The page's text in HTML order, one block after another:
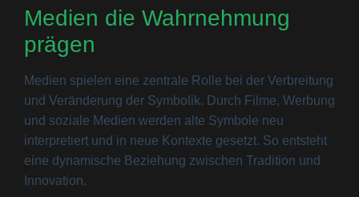
Medien die Wahrnehmung
prägen
Medien spielen eine zentrale Rolle bei der Verbreitung
und Veränderung der Symbolik. Durch Filme, Werbung
und soziale Medien werden alte Symbole neu
interpretiert und in neue Kontexte gesetzt. So entsteht
eine dynamische Beziehung zwischen Tradition und
Innovation.